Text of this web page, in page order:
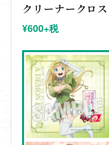
クリーナークロス
¥600+税